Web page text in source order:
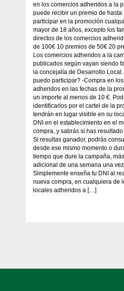
en los comercios adheridos a la
puede recibir un premio de hasta
participar en la promoción
mayor de 18 años, excepto los
directos de los comercios
de 100€ 10 premios de 50€ 20
Los comercios adheridos a la
publicados según vayan siendo
la concejalía de Desarrollo
puedo participar? -Compra en
adheridos en las fechas de la
un importe al menos de 10 €.
identificarlos por el cartel de la
tendrán en lugar visible en su
DNI en el establecimiento en el
compra, y sabrás si has
Si resultas ganador, podrás
desde ese mismo momento o
tiempo que dure la campaña,
adicional de una semana una
Simplemente enseña tu DNI al
nueva compra, en cualquiera de
locales adheridos a […]